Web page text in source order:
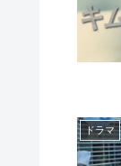
ドラマ